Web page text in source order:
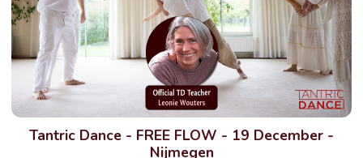
Tantric Dance - FREE FLOW - 19 December -
Nijmegen